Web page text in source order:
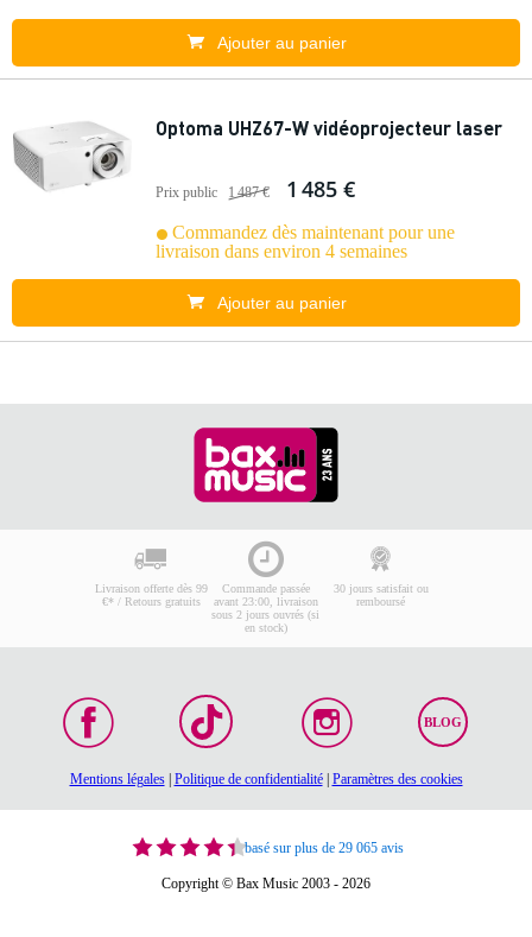
Ajouter au panier
Optoma UHZ67-W vidéoprojecteur laser
Prix public 1 487 € 1 485 €
Commandez dès maintenant pour une
livraison dans environ 4 semaines
Ajouter au panier
Livraison offerte dès 99
€* / Retours gratuits
Commande passée
avant 23:00, livraison
sous 2 jours ouvrés (si
en stock)
30 jours satisfait ou
remboursé
BLOG
Mentions légales| Politique de confidentialité| Paramètres des cookies
basé sur plus de 29 065 avis
Copyright © Bax Music 2003 - 2026